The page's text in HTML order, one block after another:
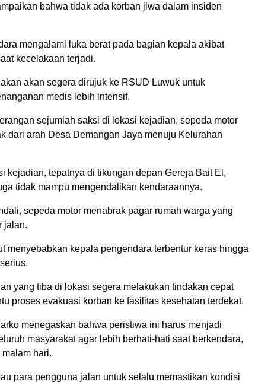
bahwa tidak ada korban jiwa dalam insiden
mengalami luka berat pada bagian kepala akibat
kecelakaan terjadi.
akan segera dirujuk ke RSUD Luwuk untuk
medis lebih intensif.
sejumlah saksi di lokasi kejadian, sepeda motor
dari arah Desa Demangan Jaya menuju Kelurahan
kejadian, tepatnya di tikungan depan Gereja Bait El,
tidak mampu mengendalikan kendaraannya.
sepeda motor menabrak pagar rumah warga yang
jalan.
menyebabkan kepala pengendara terbentur keras hingga
yang tiba di lokasi segera melakukan tindakan cepat
proses evakuasi korban ke fasilitas kesehatan terdekat.
menegaskan bahwa peristiwa ini harus menjadi
masyarakat agar lebih berhati-hati saat berkendara,
hari.
para pengguna jalan untuk selalu memastikan kondisi